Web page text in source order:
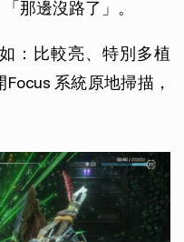
那邊沒路了」。
：比較亮、特別多植
系統原地掃描，